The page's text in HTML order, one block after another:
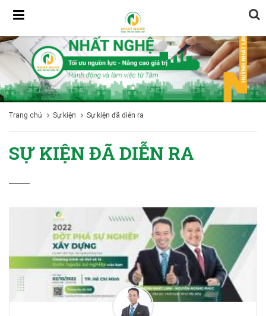
Trang chủ Sự kiện Sự kiện đã diễn ra
SỰ KIỆN ĐÃ DIỄN RA